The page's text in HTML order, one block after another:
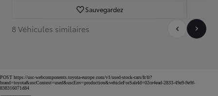
Sauvegardez
8 Véhicules similaires
POST https://usc-webcomponents.toyota-europe.com/v1/used-stock-cars/fr/fr?
brand=toyota&uscContext=used&uscEnv=production&vehicleForSaleId=02ce4ead-2833-49e9-9e9f-
838316071d84